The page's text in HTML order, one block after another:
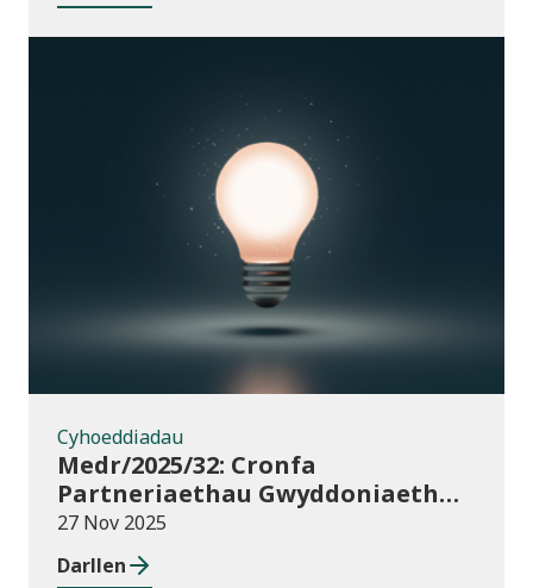
Cyhoeddiadau
Cyhoeddiadau
Medr/2025/32: Cronfa
Partneriaethau Gwyddoniaeth
Rhyngwladol (ISPF) 2025-26
27 Nov 2025
Darllen